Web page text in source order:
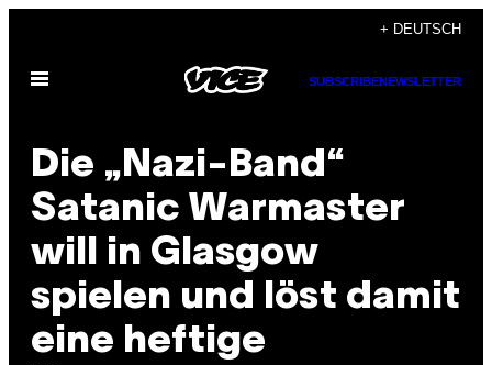
content
+ DEUTSCH
Open
SUBSCRIBENEWSLETTER
Die „Nazi-Band“
Satanic Warmaster
will in Glasgow
spielen und löst damit
eine heftige